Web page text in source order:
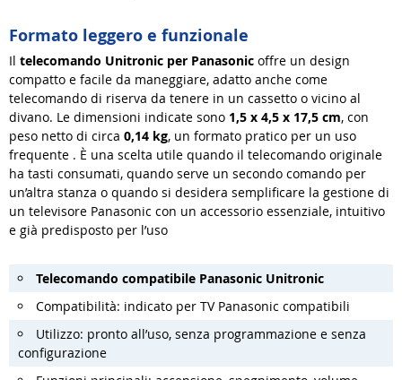
Formato leggero e funzionale
Il telecomando Unitronic per Panasonic offre un design
compatto e facile da maneggiare, adatto anche come
telecomando di riserva da tenere in un cassetto o vicino al
divano. Le dimensioni indicate sono 1,5 x 4,5 x 17,5 cm, con
peso netto di circa 0,14 kg, un formato pratico per un uso
frequente . È una scelta utile quando il telecomando originale
ha tasti consumati, quando serve un secondo comando per
un’altra stanza o quando si desidera semplificare la gestione di
un televisore Panasonic con un accessorio essenziale, intuitivo
e già predisposto per l’uso
Telecomando compatibile Panasonic Unitronic
Compatibilità: indicato per TV Panasonic compatibili
Utilizzo: pronto all’uso, senza programmazione e senza
configurazione